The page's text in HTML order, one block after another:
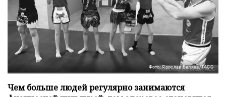
Фото: Ярослав Беляев/ТАСС
Чем больше людей регулярно занимаются